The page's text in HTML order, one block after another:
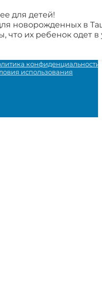
для детей!
новорожденных в
что их ребенок одет
конфиденциальности
использования